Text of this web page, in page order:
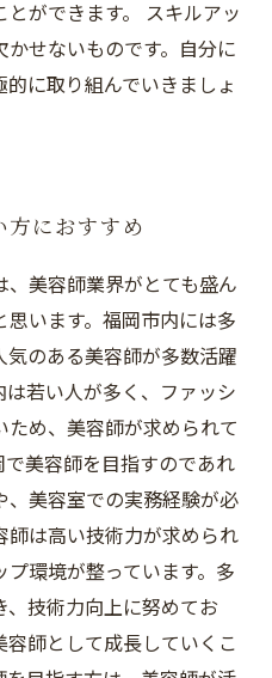
ができます。 スキルアッ
せないものです。自分に
に取り組んでいきましょ
におすすめ
美容師業界がとても盛ん
います。福岡市内には多
のある美容師が多数活躍
若い人が多く、ファッシ
め、美容師が求められて
美容師を目指すのであれ
美容室での実務経験が必
は高い技術力が求められ
環境が整っています。多
、技術力向上に努めてお
師として成長していくこ